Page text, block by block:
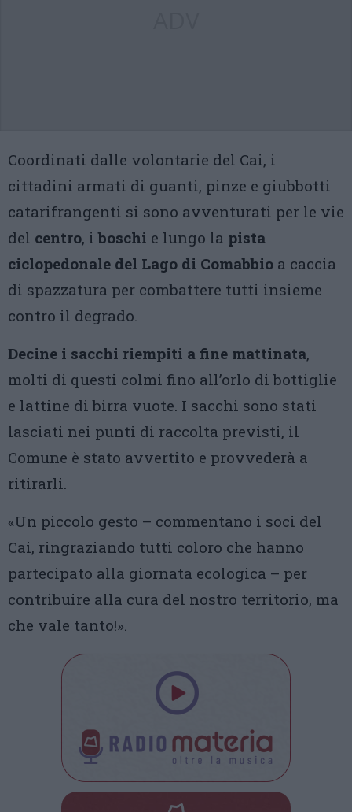
Coordinati dalle volontarie del Cai, i
cittadini armati di guanti, pinze e giubbotti
catarifrangenti si sono avventurati per le vie
del centro, iboschi e lungo la pista
ciclopedonale del Lago di Comabbio a caccia
di spazzatura per combattere tutti insieme
contro il degrado.
Decine i sacchi riempiti a fine mattinata,
molti di questi colmi fino all’orlo di bottiglie
e lattine di birra vuote. I sacchi sono stati
lasciati nei punti di raccolta previsti, il
Comune è stato avvertito e provvederà a
ritirarli.
«Un piccolo gesto – commentano i soci del
Cai, ringraziando tutti coloro che hanno
partecipato alla giornata ecologica – per
contribuire alla cura del nostro territorio, ma
che vale tanto!».